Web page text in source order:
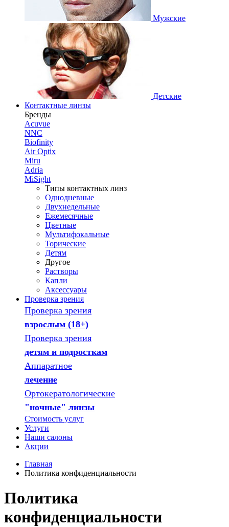
Мужские
Детские
Контактные линзы
Бренды
Acuvue
NNC
Biofinity
Air Optix
Miru
Adria
MiSight
Типы контактных линз
Однодневные
Двухнедельные
Ежемесячные
Цветные
Мультифокальные
Торические
Детям
Другое
Растворы
Капли
Аксессуары
Проверка зрения
Проверка зрения
взрослым (18+)
Проверка зрения
детям и подросткам
Аппаратное
лечение
Ортокератологические
"ночные" линзы
Стоимость услуг
Услуги
Наши салоны
Акции
Главная
Политика конфиденциальности
Политика
конфиденциальности